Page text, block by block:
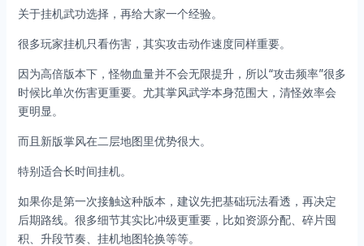
关于挂机武功选择，再给大家一个经验。
很多玩家挂机只看伤害，其实攻击动作速度同样重要。
因为高倍版本下，怪物血量并不会无限提升，所以“攻击频率”很多
时候比单次伤害更重要。尤其掌风武学本身范围大，清怪效率会
更明显。
而且新版掌风在二层地图里优势很大。
特别适合长时间挂机。
如果你是第一次接触这种版本，建议先把基础玩法看透，再决定
后期路线。很多细节其实比冲级更重要，比如资源分配、碎片囤
积、升段节奏、挂机地图轮换等等。